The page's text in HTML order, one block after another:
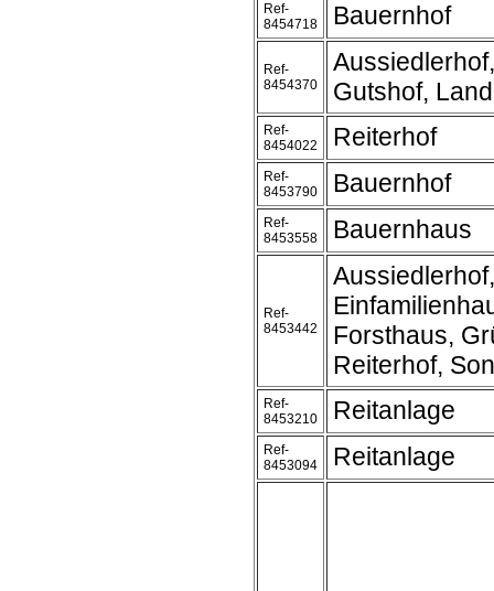
Ref-
8454718
Bauernhof
Ref-
8454370
Gutshof,
Ref-
8454022
Reiterhof
Ref-
8453790
Bauernhof
Ref-
8453558
Bauernhaus
Ref-
8453442
Forsthaus,
Reiterhof,
Ref-
8453210
Reitanlage
Ref-
8453094
Reitanlage